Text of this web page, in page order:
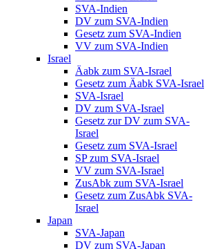
SVA-Indien
DV zum SVA-Indien
Gesetz zum SVA-Indien
VV zum SVA-Indien
Israel
Äabk zum SVA-Israel
Gesetz zum Äabk SVA-Israel
SVA-Israel
DV zum SVA-Israel
Gesetz zur DV zum SVA-
Israel
Gesetz zum SVA-Israel
SP zum SVA-Israel
VV zum SVA-Israel
ZusAbk zum SVA-Israel
Gesetz zum ZusAbk SVA-
Israel
Japan
SVA-Japan
DV zum SVA-Japan